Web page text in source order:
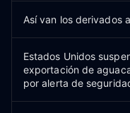
Así van los derivados
Estados Unidos
exportación de
por alerta de